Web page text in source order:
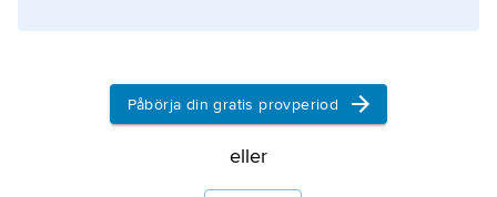
Information om artikeln
Påbörja din gratis provperiod
eller